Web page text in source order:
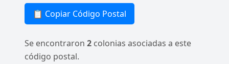
📋 Copiar Código Postal
Se encontraron 2 colonias asociadas a este
código postal.